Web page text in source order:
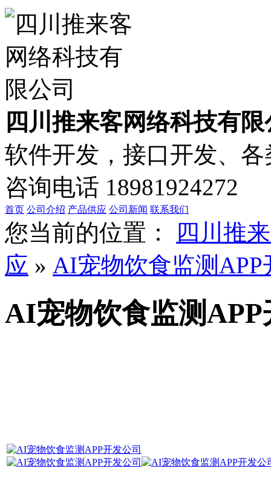
四川推来客网络科技有限
软件开发，接口开发、
咨询电话 18981924272
首页 公司介绍 产品供应 公司新闻 联系我们
您当前的位置：
四川推
应 » AI宠物饮食监测APP
AI宠物饮食监测APP